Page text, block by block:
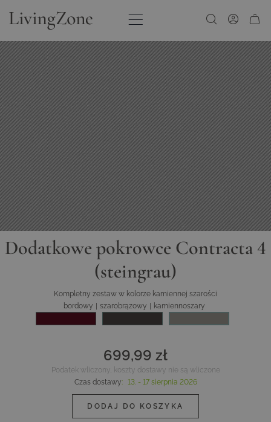
Dodatkowe pokrowce Contracta 4
(steingrau)
Kompletny zestaw w kolorze kamiennej szarości
bordowy | szarobrązowy | kamiennoszary
699,99 zł
Podatek wliczony, koszty dostawy nie są wliczone
Czas dostawy: 13. - 17 sierpnia 2026
DODAJ DO KOSZYKA